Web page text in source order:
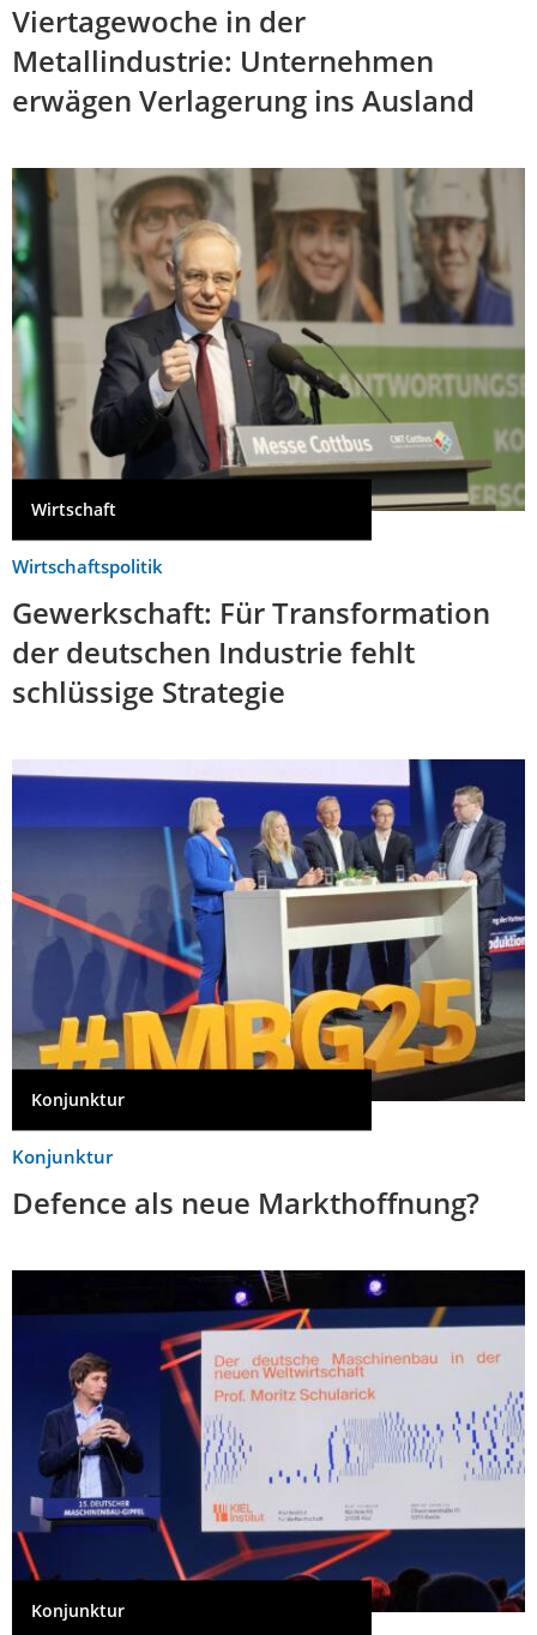
Viertagewoche in der
Metallindustrie: Unternehmen
erwägen Verlagerung ins Ausland
Wirtschaft
Wirtschaftspolitik
Gewerkschaft: Für Transformation
der deutschen Industrie fehlt
schlüssige Strategie
Konjunktur
Konjunktur
Defence als neue Markthoffnung?
Konjunktur